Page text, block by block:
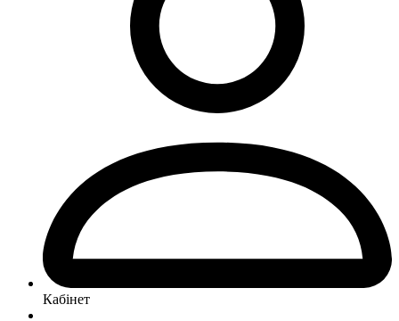
Кабінет